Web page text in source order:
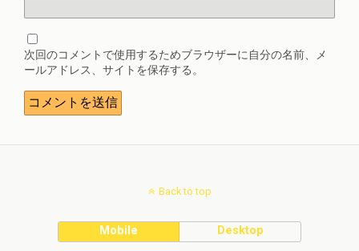
次回のコメントで使用するためブラウザーに自分の名前、メ
ールアドレス、サイトを保存する。
Back to top
Mobile Desktop